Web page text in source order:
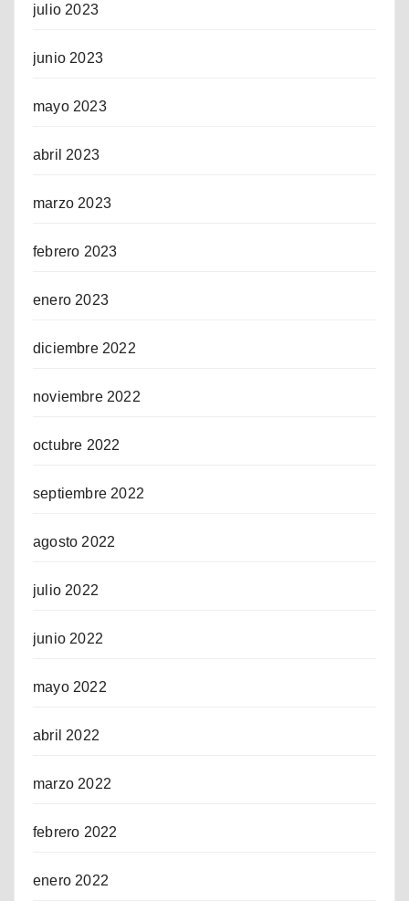
julio 2023
junio 2023
mayo 2023
abril 2023
marzo 2023
febrero 2023
enero 2023
diciembre 2022
noviembre 2022
octubre 2022
septiembre 2022
agosto 2022
julio 2022
junio 2022
mayo 2022
abril 2022
marzo 2022
febrero 2022
enero 2022